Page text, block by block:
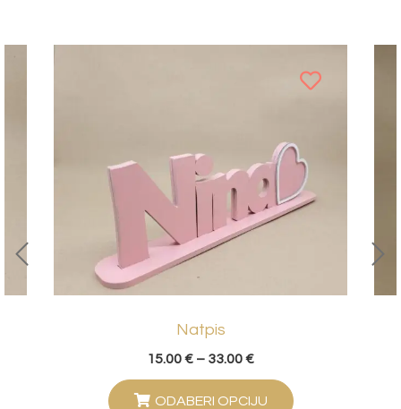
Natpis
15.00€ – 33.00€
ODABERI OPCIJU